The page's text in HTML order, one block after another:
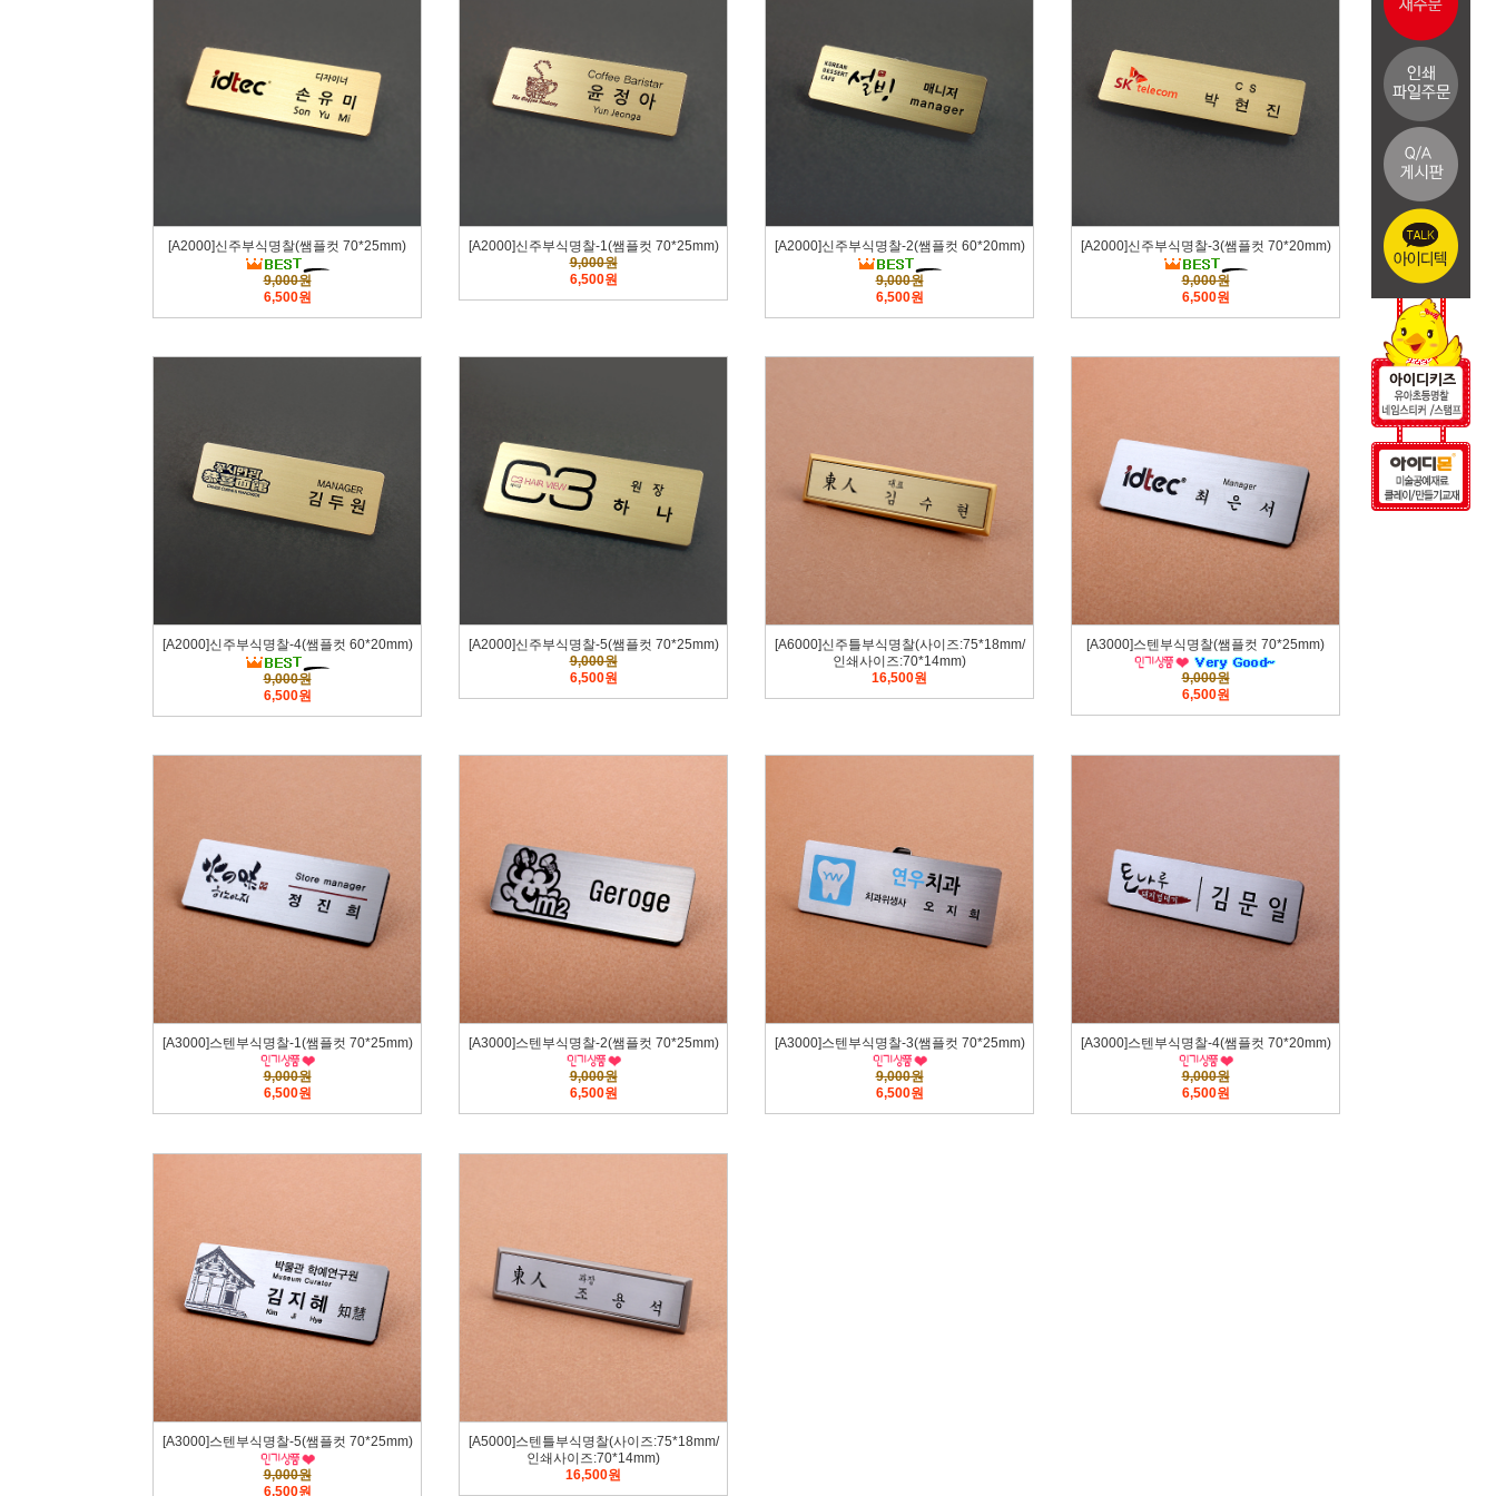
[A2000]신주부식명찰(쌤플컷 70*25mm)
9,000원
6,500원
[A2000]신주부식명찰-1(쌤플컷 70*25mm)
9,000원
6,500원
[A2000]신주부식명찰-2(쌤플컷 60*20mm)
9,000원
6,500원
[A2000]신주부식명찰-3(쌤플컷 70*20mm)
9,000원
6,500원
[A2000]신주부식명찰-4(쌤플컷 60*20mm)
9,000원
6,500원
[A2000]신주부식명찰-5(쌤플컷 70*25mm)
9,000원
6,500원
[A6000]신주틀부식명찰(사이즈:75*18mm/
인쇄사이즈:70*14mm)
16,500원
[A3000]스텐부식명찰(쌤플컷 70*25mm)
9,000원
6,500원
[A3000]스텐부식명찰-1(쌤플컷 70*25mm)
9,000원
6,500원
[A3000]스텐부식명찰-2(쌤플컷 70*25mm)
9,000원
6,500원
[A3000]스텐부식명찰-3(쌤플컷 70*25mm)
9,000원
6,500원
[A3000]스텐부식명찰-4(쌤플컷 70*20mm)
9,000원
6,500원
[A3000]스텐부식명찰-5(쌤플컷 70*25mm)
9,000원
6,500원
[A5000]스텐틀부식명찰(사이즈:75*18mm/
인쇄사이즈:70*14mm)
16,500원